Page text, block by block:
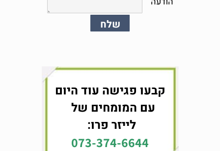
קבעו פגישה עוד היום
עם המומחים של
לייזר פרו:
073-374-6644